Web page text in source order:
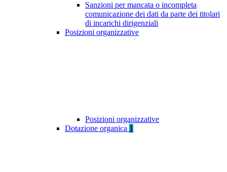
Sanzioni per mancata o incompleta
comunicazione dei dati da parte dei titolari
di incarichi dirigenziali
Posizioni organizzative
Posizioni organizzative
Dotazione organica 1